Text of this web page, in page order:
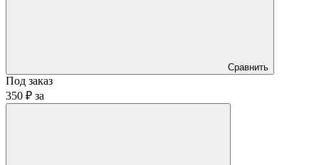
Сравнить
Под заказ
350 ₽ за